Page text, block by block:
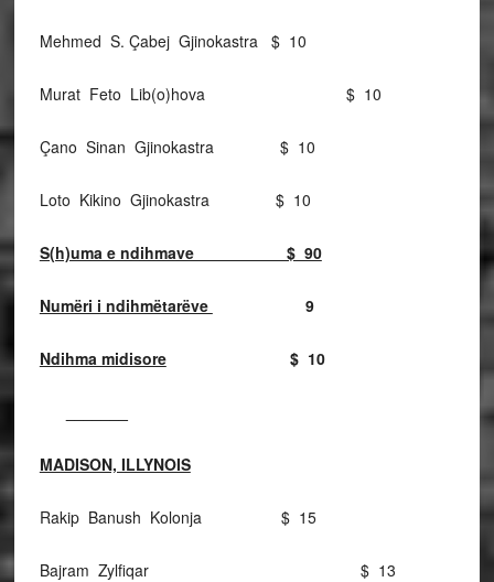
Mehmed S. Çabej Gjinokastra $ 10
Murat Feto Lib(o)hova $ 10
Çano Sinan Gjinokastra $ 10
Loto Kikino Gjinokastra $ 10
S(h)uma e ndihmave $ 90
Numëri i ndihmëtarëve 9
Ndihma midisore$ 10
MADISON, ILLYNOIS
Rakip Banush Kolonja $ 15
Bajram Zylfiqar $ 13